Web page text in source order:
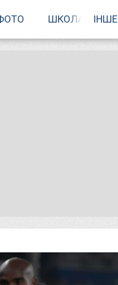
ШКОЛА БІГУ
ІНШЕ